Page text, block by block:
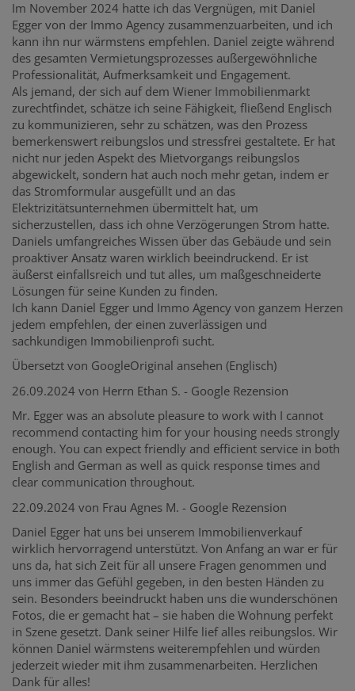
Im November 2024 hatte ich das Vergnügen, mit Daniel
Egger von der Immo Agency zusammenzuarbeiten, und ich
kann ihn nur wärmstens empfehlen. Daniel zeigte während
des gesamten Vermietungsprozesses außergewöhnliche
Professionalität, Aufmerksamkeit und Engagement.
Als jemand, der sich auf dem Wiener Immobilienmarkt
zurechtfindet, schätze ich seine Fähigkeit, fließend Englisch
zu kommunizieren, sehr zu schätzen, was den Prozess
bemerkenswert reibungslos und stressfrei gestaltete. Er hat
nicht nur jeden Aspekt des Mietvorgangs reibungslos
abgewickelt, sondern hat auch noch mehr getan, indem er
das Stromformular ausgefüllt und an das
Elektrizitätsunternehmen übermittelt hat, um
sicherzustellen, dass ich ohne Verzögerungen Strom hatte.
Daniels umfangreiches Wissen über das Gebäude und sein
proaktiver Ansatz waren wirklich beeindruckend. Er ist
äußerst einfallsreich und tut alles, um maßgeschneiderte
Lösungen für seine Kunden zu finden.
Ich kann Daniel Egger und Immo Agency von ganzem Herzen
jedem empfehlen, der einen zuverlässigen und
sachkundigen Immobilienprofi sucht.
Übersetzt von GoogleOriginal ansehen (Englisch)
26.09.2024 von Herrn Ethan S. - Google Rezension
Mr. Egger was an absolute pleasure to work with I cannot
recommend contacting him for your housing needs strongly
enough. You can expect friendly and efficient service in both
English and German as well as quick response times and
clear communication throughout.
22.09.2024 von Frau Agnes M. - Google Rezension
Daniel Egger hat uns bei unserem Immobilienverkauf
wirklich hervorragend unterstützt. Von Anfang an war er für
uns da, hat sich Zeit für all unsere Fragen genommen und
uns immer das Gefühl gegeben, in den besten Händen zu
sein. Besonders beeindruckt haben uns die wunderschönen
Fotos, die er gemacht hat – sie haben die Wohnung perfekt
in Szene gesetzt. Dank seiner Hilfe lief alles reibungslos. Wir
können Daniel wärmstens weiterempfehlen und würden
jederzeit wieder mit ihm zusammenarbeiten. Herzlichen
Dank für alles!